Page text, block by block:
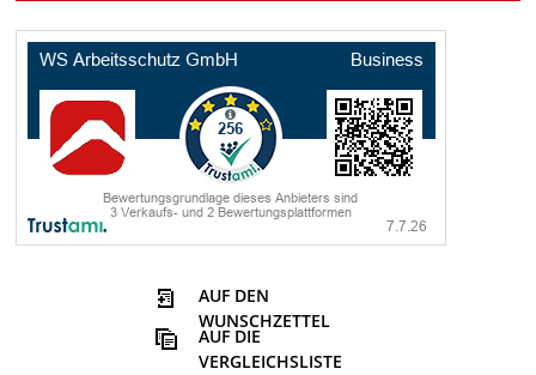
AUF DEN
WUNSCHZETTEL
AUF DIE
VERGLEICHSLISTE